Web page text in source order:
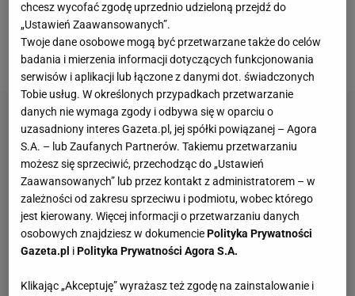
uszanowanie prywatności. FIA także nie będzie
wydawać oficjalnych komunikatów w związku ze
śmiercią syna prezydenta federacji.
chcesz wycofać zgodę uprzednio udzieloną przejdź do
„Ustawień Zaawansowanych”.
Twoje dane osobowe mogą być przetwarzane także do celów
badania i mierzenia informacji dotyczących funkcjonowania
serwisów i aplikacji lub łączone z danymi dot. świadczonych
Tobie usług. W określonych przypadkach przetwarzanie
danych nie wymaga zgody i odbywa się w oparciu o
uzasadniony interes Gazeta.pl, jej spółki powiązanej – Agora
S.A. – lub Zaufanych Partnerów. Takiemu przetwarzaniu
możesz się sprzeciwić, przechodząc do „Ustawień
Zaawansowanych” lub przez kontakt z administratorem – w
zależności od zakresu sprzeciwu i podmiotu, wobec którego
jest kierowany. Więcej informacji o przetwarzaniu danych
osobowych znajdziesz w dokumenciePolityka Prywatności
Gazeta.pl iPolityka Prywatności Agora S.A.
Klikając „Akceptuję” wyrażasz też zgodę na zainstalowanie i